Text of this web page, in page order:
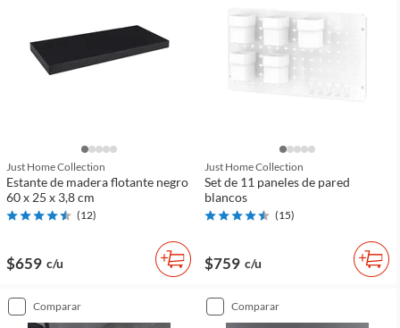
Just Home Collection
Estante de madera flotante negro
60 x 25 x 3,8 cm
(12)
$659 c/u
Just Home Collection
Set de 11 paneles de pared
blancos
(15)
$759 c/u
comparar comparar